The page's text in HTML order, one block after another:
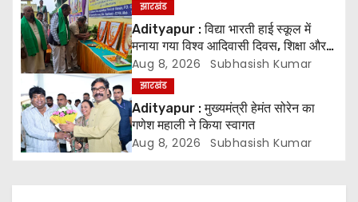
i
g
a
t
झारखंड
Adityapur : विद्या भारती हाई स्कूल में
मनाया गया विश्व आदिवासी दिवस, शिक्षा और
संस्कृति संरक्षण पर जोर
Aug 8, 2026 Subhasish Kumar
झारखंड
Adityapur : मुख्यमंत्री हेमंत सोरेन का
गणेश महाली ने किया स्वागत
Aug 8, 2026 Subhasish Kumar